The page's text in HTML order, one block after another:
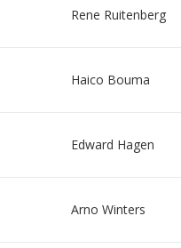
Rene Ruitenberg
Haico Bouma
Edward Hagen
Arno Winters